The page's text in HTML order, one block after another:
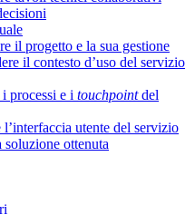
il progetto e la sua gestione
il contesto d’uso del servizio
processi e i touchpointdel
utente del servizio
ottenuta